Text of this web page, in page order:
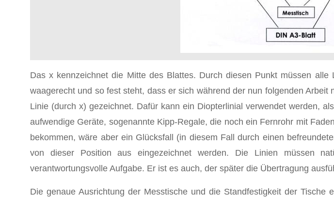
Das x kennzeichnet die Mitte des Blattes. Durch diesen Punkt müssen
waagerecht und so fest steht, dass er sich während der nun folgenden
Linie (durch x) gezeichnet. Dafür kann ein Diopterlinial verwendet werden,
aufwendige Geräte, sogenannte Kipp-Regale, die noch ein Fernrohr mit
bekommen, wäre aber ein Glücksfall (in diesem Fall durch einen
von dieser Position aus eingezeichnet werden. Die Linien müssen
verantwortungsvolle Aufgabe. Er ist es auch, der später die Übertragung
Die genaue Ausrichtung der Messtische und die Standfestigkeit der